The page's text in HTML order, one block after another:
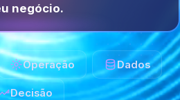
negócio.
Operação Dados
Decisão